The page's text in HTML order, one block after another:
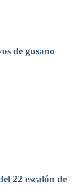
de gusano
22 escalón de